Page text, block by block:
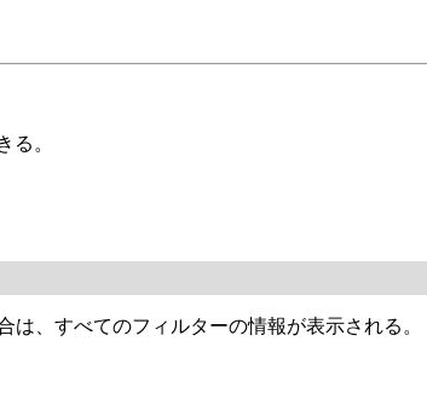
る。
、すべてのフィルターの情報が表示される。